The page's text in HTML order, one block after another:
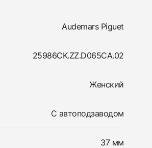
Audemars Piguet
25986CK.ZZ.D065CA.02
Женский
С автоподзаводом
37 мм